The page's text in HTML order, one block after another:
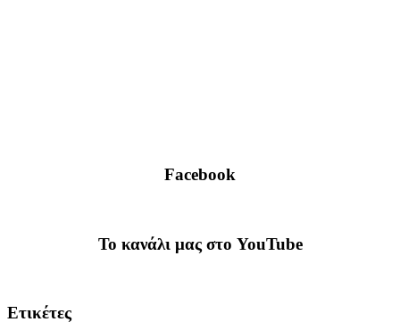
Facebook
To κανάλι μας στο YouTube
Ετικέτες